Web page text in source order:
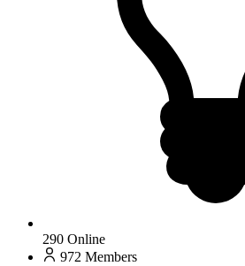
290 Online
972 Members